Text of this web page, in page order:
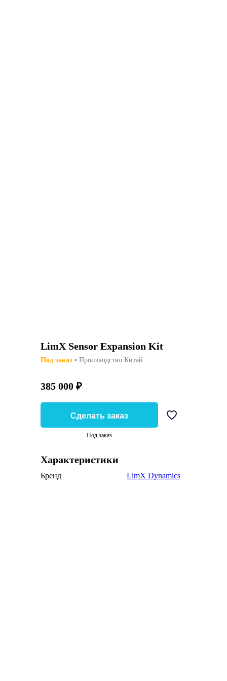
LimX Sensor Expansion Kit
Под заказ • Производство Китай
385 000 ₽
Сделать заказ
Под заказ
Характеристики
Бренд LimX Dynamics